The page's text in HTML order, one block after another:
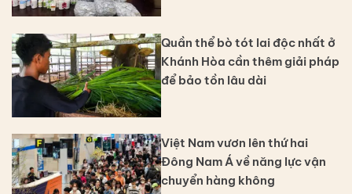
Quần thể bò tót lai độc nhất ở
Khánh Hòa cần thêm giải pháp
để bảo tồn lâu dài
Việt Nam vươn lên thứ hai
Đông Nam Á về năng lực vận
chuyển hàng không